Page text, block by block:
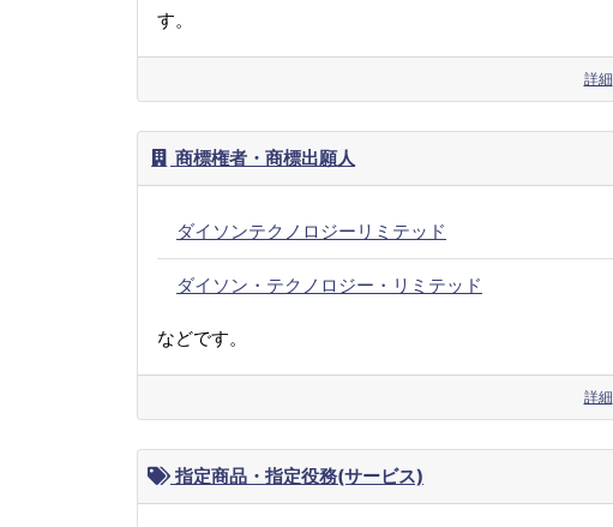
す。
詳細
商標権者・商標出願人
ダイソンテクノロジーリミテッド
ダイソン・テクノロジー・リミテッド
などです。
詳細
指定商品・指定役務(サービス)